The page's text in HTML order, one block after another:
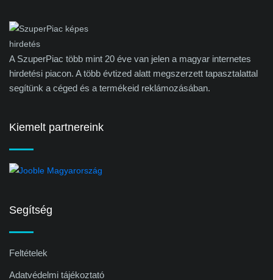
A SzuperPiac több mint 20 éve van jelen a magyar internetes
hirdetési piacon. A több évtized alatt megszerzett tapasztalattal
segítünk a céged és a termékeid reklámozásában.
Kiemelt partnereink
Segítség
Feltételek
Adatvédelmi tájékoztató